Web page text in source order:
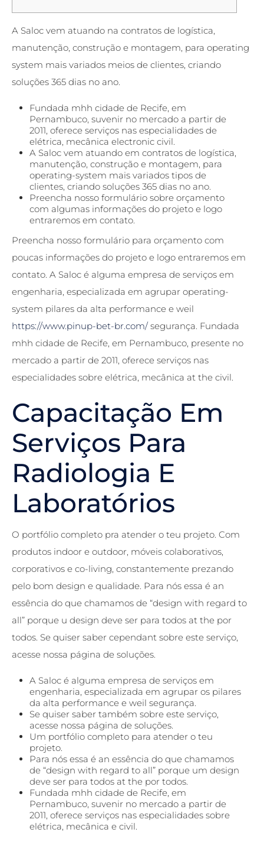
A Saloc vem atuando na contratos de logística,
manutenção, construção e montagem, para operating
system mais variados meios de clientes, criando
soluções 365 dias no ano.
Fundada mhh cidade de Recife, em
Pernambuco, suvenir no mercado a partir de
2011, oferece serviços nas especialidades de
elétrica, mecânica electronic civil.
A Saloc vem atuando em contratos de logística,
manutenção, construção e montagem, para
operating-system mais variados tipos de
clientes, criando soluções 365 dias no ano.
Preencha nosso formulário sobre orçamento
com algumas informações do projeto e logo
entraremos em contato.
Preencha nosso formulário para orçamento com
poucas informações do projeto e logo entraremos em
contato. A Saloc é alguma empresa de serviços em
engenharia, especializada em agrupar operating-
system pilares da alta performance e weil
https://www.pinup-bet-br.com/segurança. Fundada
mhh cidade de Recife, em Pernambuco, presente no
mercado a partir de 2011, oferece serviços nas
especialidades sobre elétrica, mecânica at the civil.
Capacitação Em
Serviços Para
Radiologia E
Laboratórios
O portfólio completo pra atender o teu projeto. Com
produtos indoor e outdoor, móveis colaborativos,
corporativos e co-living, constantemente prezando
pelo bom design e qualidade. Para nós essa é an
essência do que chamamos de “design with regard to
all” porque u design deve ser para todos at the por
todos. Se quiser saber cependant sobre este serviço,
acesse nossa página de soluções.
A Saloc é alguma empresa de serviços em
engenharia, especializada em agrupar os pilares
da alta performance e weil segurança.
Se quiser saber também sobre este serviço,
acesse nossa página de soluções.
Um portfólio completo para atender o teu
projeto.
Para nós essa é an essência do que chamamos
de “design with regard to all” porque um design
deve ser para todos at the por todos.
Fundada mhh cidade de Recife, em
Pernambuco, suvenir no mercado a partir de
2011, oferece serviços nas especialidades sobre
elétrica, mecânica e civil.